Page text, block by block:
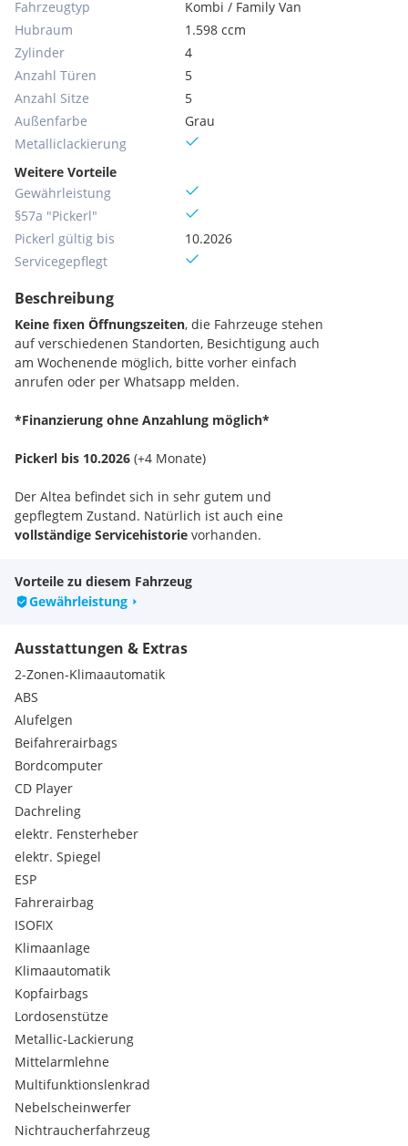
Fahrzeugtyp
Kombi / Family Van
Hubraum
1.598 ccm
Zylinder
4
Anzahl Türen
5
Anzahl Sitze
5
Außenfarbe
Grau
Metallic­lackierung
Weitere Vorteile
Gewährleistung
§57a "Pickerl"
Pickerl gültig bis
10.2026
Servicegepflegt
Beschreibung
Keine fixen Öffnungszeiten, die Fahrzeuge stehen
auf verschiedenen Standorten, Besichtigung auch
am Wochenende möglich, bitte vorher einfach
anrufen oder per Whatsapp melden.
*Finanzierung ohne Anzahlung möglich*
Pickerl bis 10.2026 (+4 Monate)
Der Altea befindet sich in sehr gutem und
gepflegtem Zustand. Natürlich ist auch eine
vollständige Servicehistorie vorhanden.
Vorteile zu diesem Fahrzeug
Gewährleistung
Ausstattungen & Extras
2-Zonen-Klimaautomatik
ABS
Alufelgen
Beifahrerairbags
Bordcomputer
CD Player
Dachreling
elektr. Fensterheber
elektr. Spiegel
ESP
Fahrerairbag
ISOFIX
Klimaanlage
Klimaautomatik
Kopfairbags
Lordosenstütze
Metallic-Lackierung
Mittelarmlehne
Multifunktionslenkrad
Nebelscheinwerfer
Nichtraucherfahrzeug